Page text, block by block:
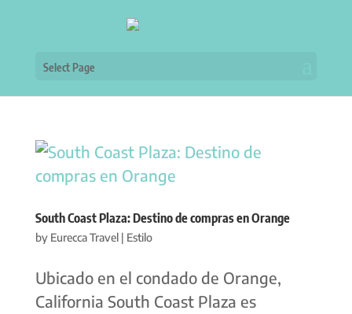
Select Page
South Coast Plaza: Destino de compras en Orange
by Eurecca Travel| Estilo
Ubicado en el condado de Orange,
California South Coast Plaza es